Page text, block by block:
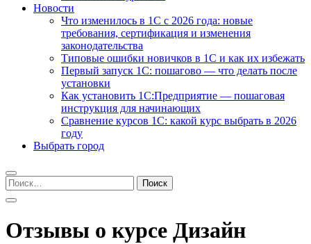
Новости
Что изменилось в 1С с 2026 года: новые
требования, сертификация и изменения
законодательства
Типовые ошибки новичков в 1С и как их избежать
Первый запуск 1С: пошагово — что делать после
установки
Как установить 1С:Предприятие — пошаговая
инструкция для начинающих
Сравнение курсов 1С: какой курс выбрать в 2026
году
Выбрать город
Найти:
Отзывы о курсе Дизайн